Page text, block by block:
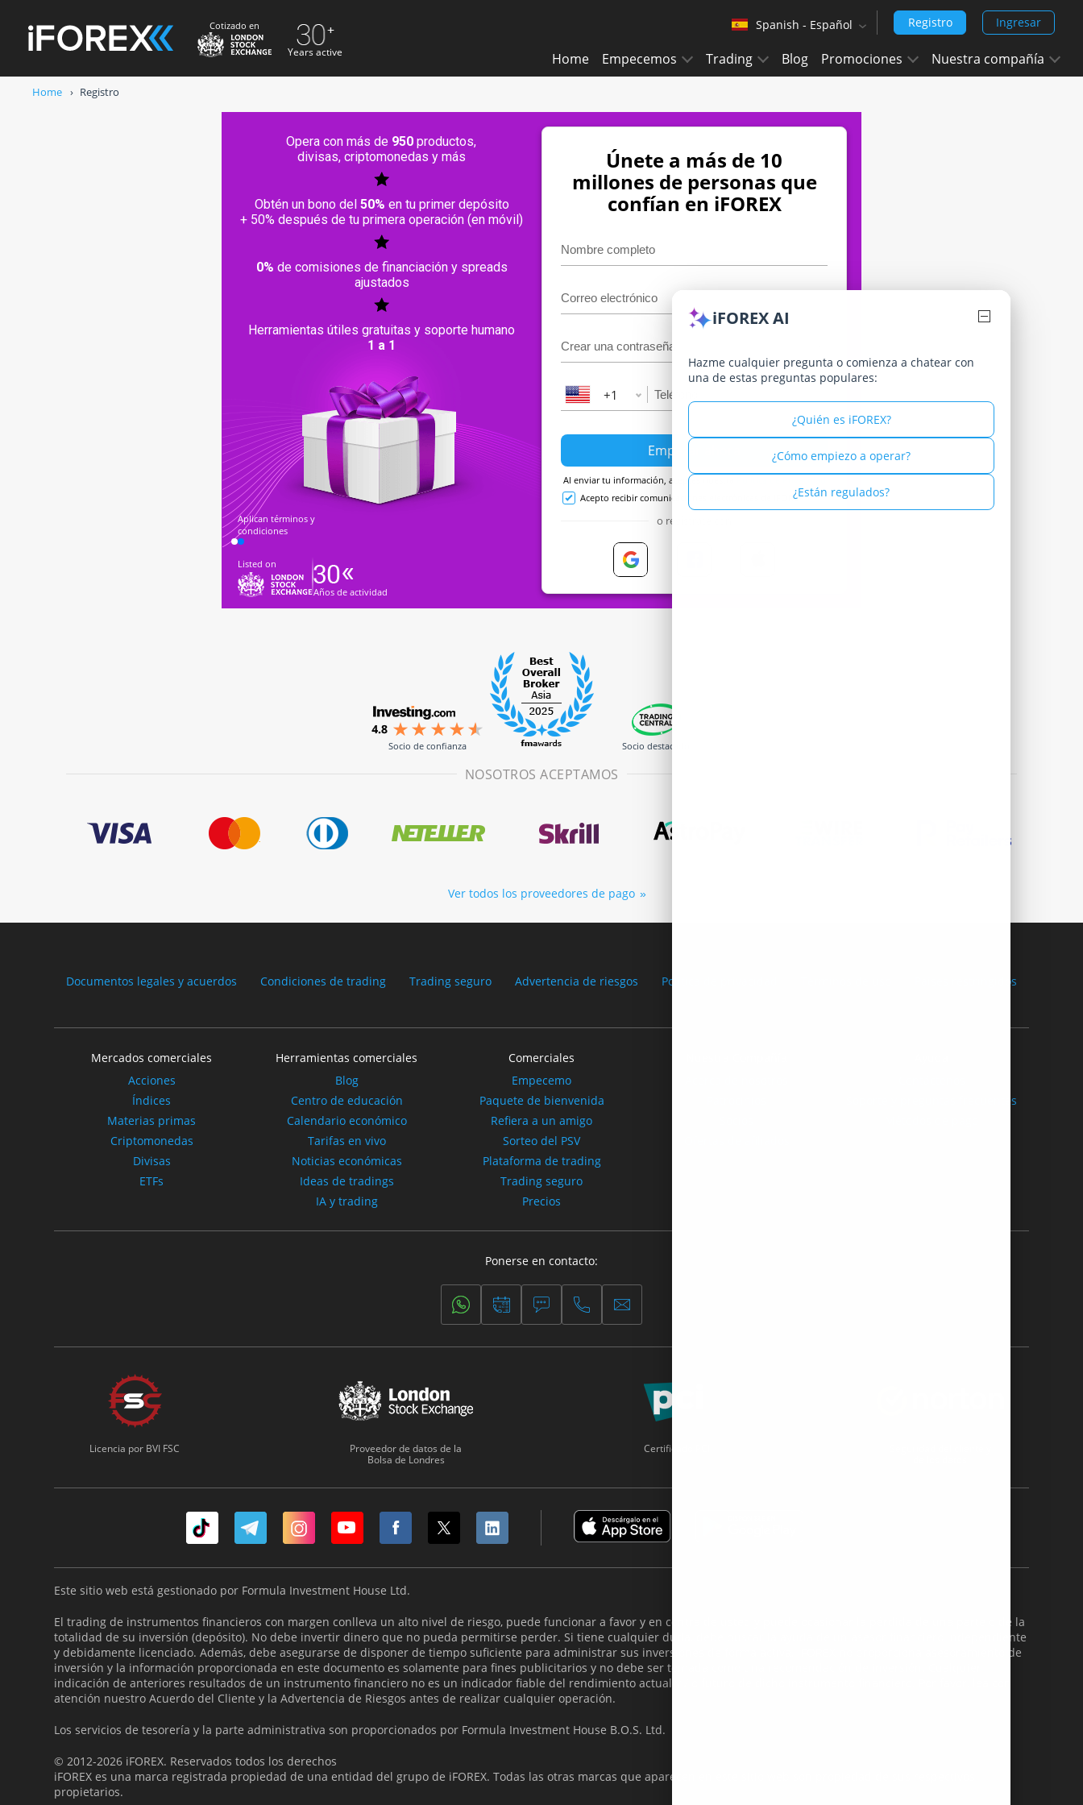
Cotizado en
Years active
Spanish - Español‹
English (Arabic)
Chinese Traditional - 中文 (繁體)
English
Korean - 한국어 (대한민국)
Russian - Русский
Spanish - Español
Registro Ingresar
Home Empecemos Trading Blog Promociones Nuestra compañía
Home Registro
Opera con más de 950 productos,
divisas, criptomonedas y más
Obtén un bono del 50% en tu primer depósito
+ 50% después de tu primera operación (en móvil)
0% de comisiones de financiación y spreads
ajustados
Herramientas útiles gratuitas y soporte humano
1 a 1
Aplican términos y
condiciones
Listed on
Años de actividad
Únete a más de 10
millones de personas que
confían en iFOREX
+1
Al enviar tu información, aceptas nuestra
Acepto recibir comunicaciones electrónicas de iFOREX
o regístrate con
Socio de confianza Socio destacado
NOSOTROS ACEPTAMOS
Ver todos los proveedores de pago
Documentos legales y acuerdos Condiciones de trading Trading seguro Advertencia de riesgos Política de privacidad Países restringidos
Mercados comerciales
Acciones
Índices
Materias primas
Criptomonedas
Divisas
ETFs
Herramientas comerciales
Blog
Centro de educación
Calendario económico
Tarifas en vivo
Noticias económicas
Ideas de tradings
IA y trading
Comerciales
Empecemo
Paquete de bienvenida
Refiera a un amigo
Sorteo del PSV
Plataforma de trading
Trading seguro
Precios
Soporte y preguntas frecuentes
Ponerse en contacto:
Licencia por BVI FSC
Proveedor de datos de la
Bolsa de Londres
Certificado PCI
Este sitio web está gestionado por Formula Investment House Ltd.
El trading de instrumentos financieros con margen conlleva un alto nivel de riesgo, puede funcionar a favor y en contra de usted y puede ocasionar la pérdida de una parte o de la
totalidad de su inversión (depósito). No debe invertir dinero que no pueda permitirse perder. Si tiene cualquier duda, debe buscar la ayuda de un asesor financiero independiente
y debidamente licenciado. Además, debe asegurarse de disponer de tiempo suficiente para administrar sus inversiones de forma activa. iFOREX no proporciona asesoramiento de
inversión y la información proporcionada en este documento es solamente para fines publicitarios y no debe ser tomada como una recomendación de inversión. Cualquier
indicación de anteriores resultados de un instrumento financiero no es un indicador fiable del rendimiento actual y / o futuro de dicho instrumento financiero. Por favor, lea con
atención nuestro Acuerdo del Cliente y la Advertencia de Riesgos antes de realizar cualquier operación.
Los servicios de tesorería y la parte administrativa son proporcionados por Formula Investment House B.O.S. Ltd.
© 2012-2026 iFOREX. Reservados todos los derechos
iFOREX es una marca registrada propiedad de una entidad del grupo de iFOREX. Todas las otras marcas que aparecen en este sitio web son propiedad de sus respectivos
propietarios.
iFOREX AI
Hazme cualquier pregunta o comienza a chatear con
una de estas preguntas populares:
¿Quién es iFOREX?
¿Cómo empiezo a operar?
¿Están regulados?